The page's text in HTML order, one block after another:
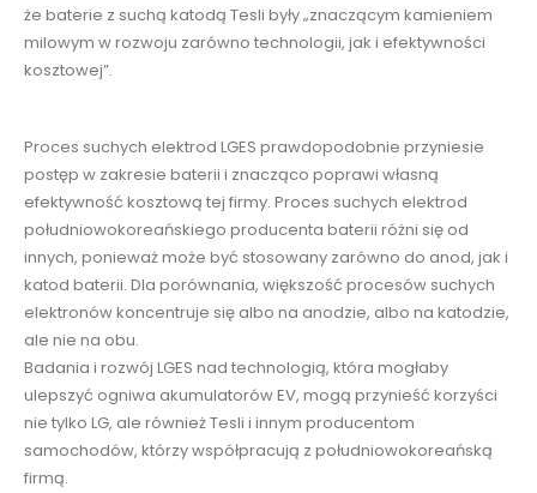
że baterie z suchą katodą Tesli były „znaczącym kamieniem
milowym w rozwoju zarówno technologii, jak i efektywności
kosztowej”.
Proces suchych elektrod LGES prawdopodobnie przyniesie
postęp w zakresie baterii i znacząco poprawi własną
efektywność kosztową tej firmy. Proces suchych elektrod
południowokoreańskiego producenta baterii różni się od
innych, ponieważ może być stosowany zarówno do anod, jak i
katod baterii. Dla porównania, większość procesów suchych
elektronów koncentruje się albo na anodzie, albo na katodzie,
ale nie na obu.
Badania i rozwój LGES nad technologią, która mogłaby
ulepszyć ogniwa akumulatorów EV, mogą przynieść korzyści
nie tylko LG, ale również Tesli i innym producentom
samochodów, którzy współpracują z południowokoreańską
firmą.